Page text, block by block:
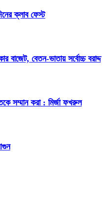
ক্লাব ফেস্ট
বেতন-ভাতায় সর্বোচ্চ বরাদ্দ
সম্মান করা : মির্জা ফখরুল